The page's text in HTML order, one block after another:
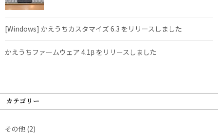
[Windows] かえうちカスタマイズ 6.3 をリリースしました
かえうちファームウェア 4.1β をリリースしました
カテゴリー
その他 (2)